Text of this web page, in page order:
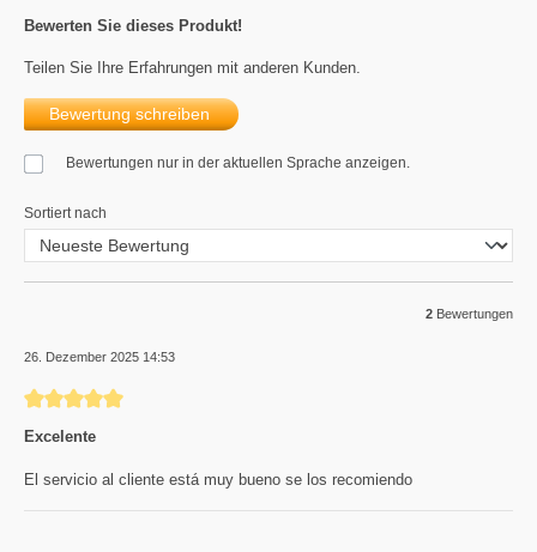
Bewerten Sie dieses Produkt!
Teilen Sie Ihre Erfahrungen mit anderen Kunden.
Bewertung schreiben
Bewertungen nur in der aktuellen Sprache anzeigen.
Sortiert nach
2 Bewertungen
26. Dezember 2025 14:53
Bewertung mit 5 von 5 Sternen
Excelente
El servicio al cliente está muy bueno se los recomiendo